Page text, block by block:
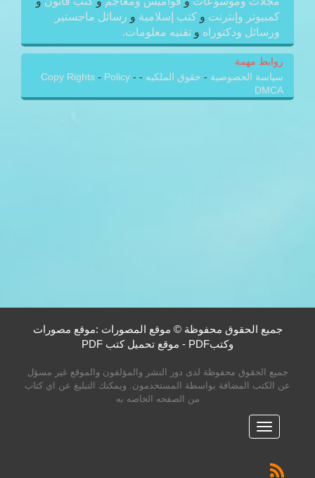
كمبيوتر وإنترنت و كتب إسلامية و رسائل ماجستير
ورسائل ودكتوراه و تقنيه معلومات.
روابط مهمة
سياسة الخصوصية - حقوق الملكيه -
Copy Rights - Policy -
DMCA
جميع الحقوق محفوظة © موقع المصورات :موقع مصورات
وكتبPDF - موقع تحميل كتب PDF
جميع الحقوق محفوظة لدى دور النشر والمؤلفون والموقع غير مسؤل
عن الكتب المضافة بواسطة المستخدمون. ويمكنك التبليغ عن اي كتاب
من الصفحه الخاصه به
القائمه